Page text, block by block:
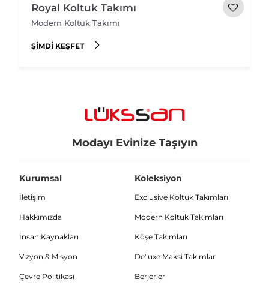
Royal Koltuk Takımı
Modern Koltuk Takımı
ŞIMDI KEŞFET
Modayı Evinize Taşıyın
Kurumsal
İletişim
Hakkımızda
İnsan Kaynakları
Vizyon & Misyon
Çevre Politikası
Koleksiyon
Exclusive Koltuk Takımları
Modern Koltuk Takımları
Köşe Takımları
De'luxe Maksi Takımlar
Berjerler